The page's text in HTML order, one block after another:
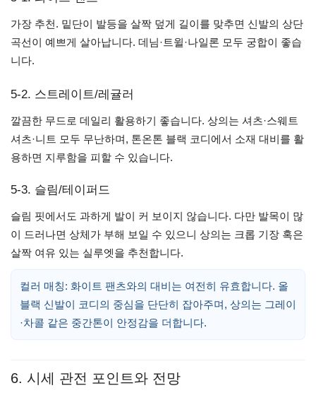
가장 추천. 밑단이 발등을 살짝 덮게 길이를 맞추면 신발의 상단
곡선이 예쁘게 살아납니다. 데님·트윌·나일론 모두 궁합이 좋습
니다.
5-2. 스트레이트/레귤러
깔끔한 무드로 데일리 활용하기 좋습니다. 상의는 셔츠·스웨트
셔츠·니트 모두 무난하며, 톤온톤 블랙 코디에서 소재 대비를 활
용하면 지루함을 피할 수 있습니다.
5-3. 슬림/테이퍼드
슬림 핏에서도 과하게 발이 커 보이지 않습니다. 다만 발목이 많
이 드러나면 상체가 부해 보일 수 있으니 상의는 크롭 기장 혹은
살짝 여유 있는 실루엣을 추천합니다.
컬러 매칭: 화이트 팬츠와의 대비는 여전히 유효합니다. 올
블랙 신발이 코디의 중심을 단단히 잡아주며, 상의는 그레이
·차콜 같은 중간톤이 안정감을 더합니다.
6. 시세 관전 포인트와 전망